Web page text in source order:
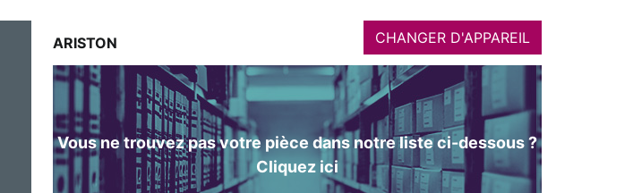
ARISTON CHANGER D'APPAREIL
Vous ne trouvez pas votre pièce dans notre liste ci-dessous ?
Cliquez ici